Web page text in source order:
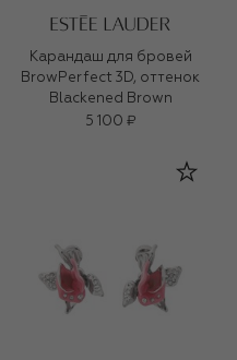
Карандаш для бровей
BrowPerfect 3D, оттенок
Blackened Brown
5 100 ₽